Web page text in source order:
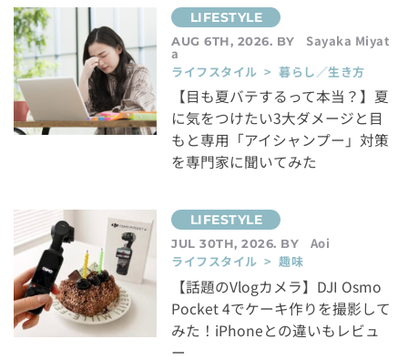
AUG 6TH, 2026. BY Sayaka Miyat
a
ライフスタイル > 暮らし／生き方
【目も夏バテするって本当？】夏
に気をつけたい3大ダメージと目
もと専用「アイシャンプー」対策
を専門家に聞いてみた
JUL 30TH, 2026. BY
Aoi
ライフスタイル > 趣味
【話題のVlogカメラ】DJI Osmo
Pocket 4でケーキ作りを撮影して
みた！iPhoneとの違いもレビュ
ー